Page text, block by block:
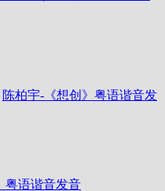
陈柏宇-《想创》粤语谐音发